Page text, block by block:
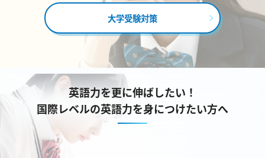
大学受験対策
英語力を更に伸ばしたい！
国際レベルの英語力を身につけたい方へ